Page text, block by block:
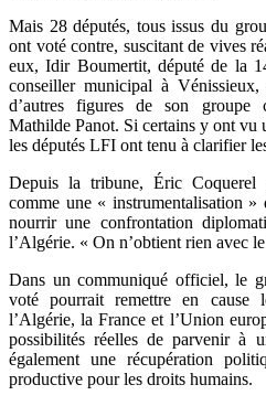
Mais 28 députés, tous issus du
ont voté contre, suscitant de vives
eux, Idir Boumertit, député de la
conseiller municipal à
d’autres figures de son groupe
Mathilde Panot. Si certains y ont vu
les députés LFI ont tenu à clarifier
Depuis la tribune, Éric Coquerel
comme une « instrumentalisation »
nourrir une confrontation
l’Algérie. « On n’obtient rien avec
Dans un communiqué officiel, le
voté pourrait remettre en cause
l’Algérie, la France et l’Union
possibilités réelles de parvenir à
également une récupération
productive pour les droits humains.